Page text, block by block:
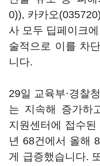
0)), 카카오(035720)
사 모두 딥페이크
술적으로 이를 차
니다.
29일 교육부·경찰
는 지속해 증가하
지원센터에 접수
년 68건에서 올해
게 급증했습니다.